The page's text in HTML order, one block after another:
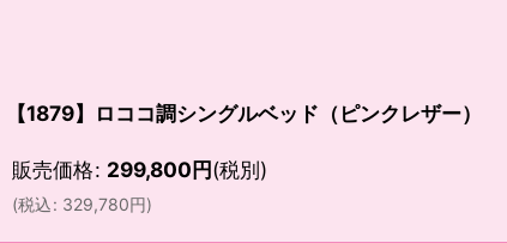
【1879】ロココ調シングルベッド（ピンクレザー）
販売価格: 299,800円(税別)
(税込: 329,780円)